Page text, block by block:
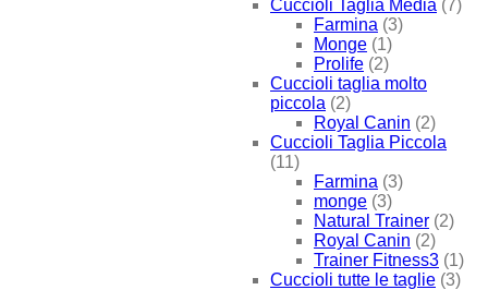
Cuccioli Taglia Media (7)
Farmina (3)
Monge (1)
Prolife (2)
Cuccioli taglia molto
piccola (2)
Royal Canin (2)
Cuccioli Taglia Piccola
(11)
Farmina (3)
monge (3)
Natural Trainer (2)
Royal Canin (2)
Trainer Fitness3 (1)
Cuccioli tutte le taglie (3)